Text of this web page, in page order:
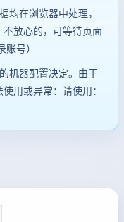
均在浏览器中处理，
放心的，可等待页面
账号）
机器配置决定。由于
用或异常：请使用：